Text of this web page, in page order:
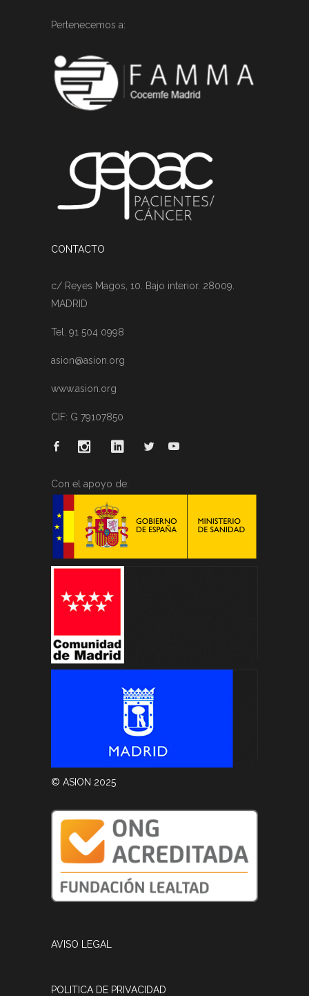
Pertenecemos a:
CONTACTO
c/ Reyes Magos, 10. Bajo interior. 28009.
MADRID
Tel. 91 504 0998
asion@asion.org
www.asion.org
CIF: G 79107850
Con el apoyo de:
© ASION 2025
AVISO LEGAL
POLITICA DE PRIVACIDAD